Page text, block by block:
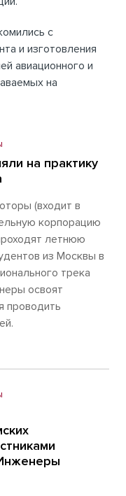
с
и изготовления
авиационного и
на
на практику
(входит в
корпорацию
летнюю
из Москвы в
трека
освоят
проводить